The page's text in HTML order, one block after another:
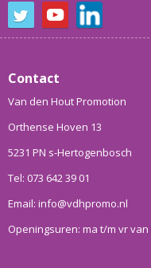
Contact
Van den Hout Promotion
Orthense Hoven 13
5231 PN s-Hertogenbosch
Tel: 073 642 39 01
Email: info@vdhpromo.nl
Openingsuren: ma t/m vr van